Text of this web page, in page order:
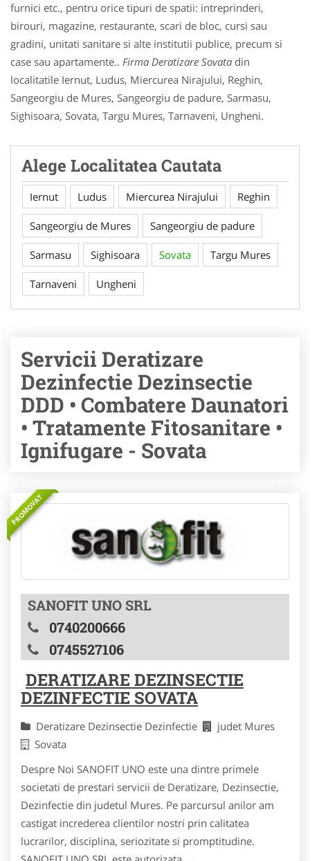
furnici etc., pentru orice tipuri de spatii: intreprinderi,
birouri, magazine, restaurante, scari de bloc, cursi sau
gradini, unitati sanitare si alte institutii publice, precum si
case sau apartamente.. Firma Deratizare Sovata din
localitatile Iernut, Ludus, Miercurea Nirajului, Reghin,
Sangeorgiu de Mures, Sangeorgiu de padure, Sarmasu,
Sighisoara, Sovata, Targu Mures, Tarnaveni, Ungheni.
Alege Localitatea Cautata
Iernut Ludus Miercurea Nirajului Reghin
Sangeorgiu de Mures Sangeorgiu de padure
Sarmasu Sighisoara Sovata Targu Mures
Tarnaveni Ungheni
Servicii Deratizare
Dezinfectie Dezinsectie
DDD • Combatere Daunatori
• Tratamente Fitosanitare •
Ignifugare - Sovata
PROMOVAT
SANOFIT UNO SRL
0740200666
0745527106
DERATIZARE DEZINSECTIE
DEZINFECTIE SOVATA
Deratizare Dezinsectie Dezinfectie
judet Mures
Sovata
Despre Noi SANOFIT UNO este una dintre primele
societati de prestari servicii de Deratizare, Dezinsectie,
Dezinfectie din judetul Mures. Pe parcursul anilor am
castigat increderea clientilor nostri prin calitatea
lucrarilor, disciplina, seriozitate si promptitudine.